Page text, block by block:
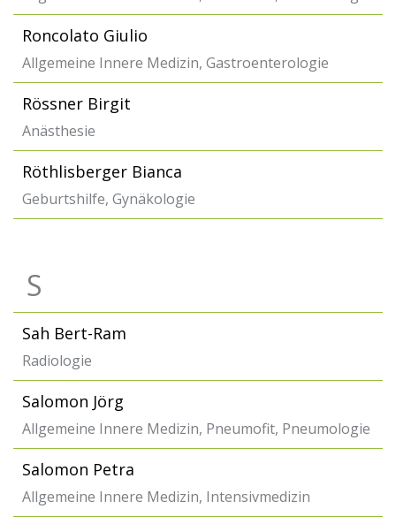
Roncolato Giulio
Allgemeine Innere Medizin, Gastroenterologie
Rössner Birgit
Anästhesie
Röthlisberger Bianca
Geburtshilfe, Gynäkologie
S
Sah Bert-Ram
Radiologie
Salomon Jörg
Allgemeine Innere Medizin, Pneumofit, Pneumologie
Salomon Petra
Allgemeine Innere Medizin, Intensivmedizin